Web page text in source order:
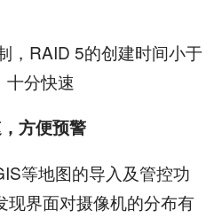
，RAID 5的创建时间小于
十分快速
方便预警
等地图的导入及管控功
现界面对摄像机的分布有